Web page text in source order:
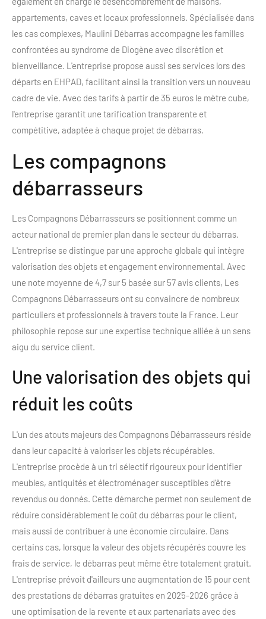
appartements, caves et locaux professionnels. Spécialisée dans
les cas complexes, Maulini Débarras accompagne les familles
confrontées au syndrome de Diogène avec discrétion et
bienveillance. L'entreprise propose aussi ses services lors des
départs en EHPAD, facilitant ainsi la transition vers un nouveau
cadre de vie. Avec des tarifs à partir de 35 euros le mètre cube,
l'entreprise garantit une tarification transparente et
compétitive, adaptée à chaque projet de débarras.
Les compagnons
débarrasseurs
Les Compagnons Débarrasseurs se positionnent comme un
acteur national de premier plan dans le secteur du débarras.
L'entreprise se distingue par une approche globale qui intègre
valorisation des objets et engagement environnemental. Avec
une note moyenne de 4,7 sur 5 basée sur 57 avis clients, Les
Compagnons Débarrasseurs ont su convaincre de nombreux
particuliers et professionnels à travers toute la France. Leur
philosophie repose sur une expertise technique alliée à un sens
aigu du service client.
Une valorisation des objets qui
réduit les coûts
L'un des atouts majeurs des Compagnons Débarrasseurs réside
dans leur capacité à valoriser les objets récupérables.
L'entreprise procède à un tri sélectif rigoureux pour identifier
meubles, antiquités et électroménager susceptibles d'être
revendus ou donnés. Cette démarche permet non seulement de
réduire considérablement le coût du débarras pour le client,
mais aussi de contribuer à une économie circulaire. Dans
certains cas, lorsque la valeur des objets récupérés couvre les
frais de service, le débarras peut même être totalement gratuit.
L'entreprise prévoit d'ailleurs une augmentation de 15 pour cent
des prestations de débarras gratuites en 2025-2026 grâce à
une optimisation de la revente et aux partenariats avec des